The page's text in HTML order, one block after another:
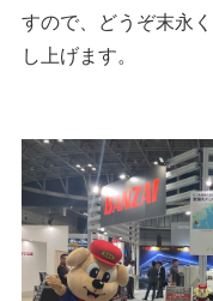
すので、どうぞ末永
し上げます。